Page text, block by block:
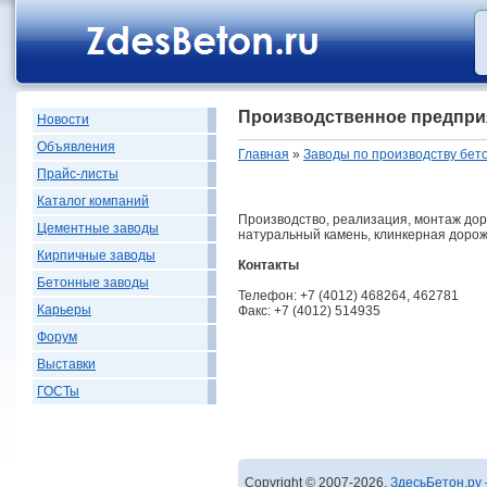
Новости
Объявления
Прайс-листы
Каталог компаний
Цементные заводы
Кирпичные заводы
Бетонные заводы
Карьеры
Форум
Выставки
ГОСТы
Производственное
Главная » Заводы по производству
Производство, реализация, монтаж
натуральный камень, клинкерная
Контакты
Телефон: +7 (4012) 468264, 462781
Факс: +7 (4012) 514935
Copyright © 2007-2026,